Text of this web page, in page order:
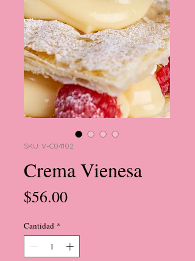
SKU: V-C04102
Crema Vienesa
$56.00Precio
Cantidad *